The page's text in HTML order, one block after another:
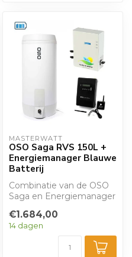
MASTERWATT
OSO Saga RVS 150L +
Energiemanager Blauwe
Batterij
Combinatie van de OSO
Saga en Energiemanager
elektrische boiler...
€1.684,00
14 dagen